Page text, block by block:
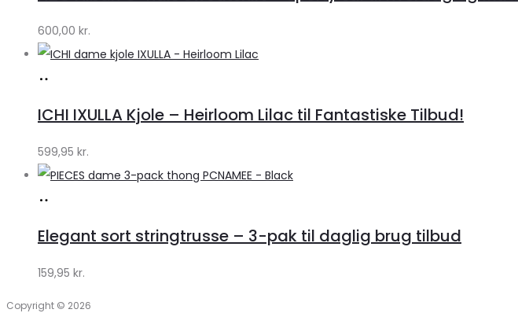
by
Lykke
600,00 kr.
Klædeskabet.dk
ICHI IXULLA Kjole – Heirloom Lilac til Fantastiske Tilbud!
599,95 kr.
Klædeskabet.dk
Elegant sort stringtrusse – 3-pak til daglig brug tilbud
159,95 kr.
Copyright © 2026